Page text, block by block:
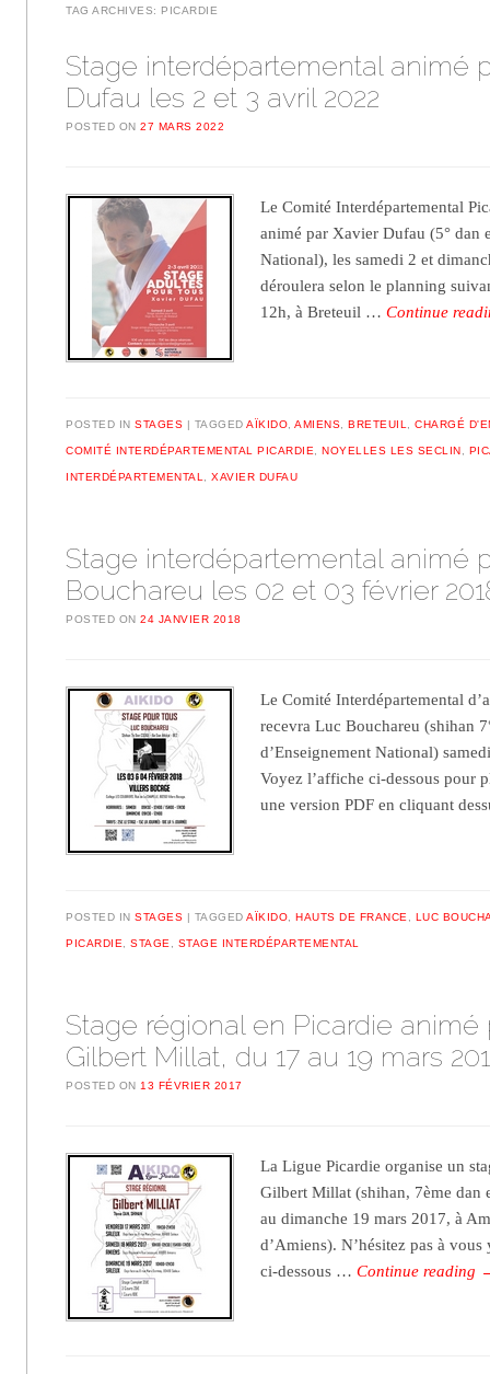
TAG ARCHIVES: PICARDIE
Stage interdépartemental animé
Dufau les 2 et 3 avril 2022
POSTED ON27 MARS 2022
Le Comité Interdépartemental
animé par Xavier Dufau (5° dan
National), les samedi 2 et
déroulera selon le planning
12h, à Breteuil …Continue
POSTED INSTAGES TAGGEDAÏKIDO ,AMIENS ,BRETEUIL ,CHARGÉ
COMITÉ INTERDÉPARTEMENTAL PICARDIE ,NOYELLES LES SECLIN
INTERDÉPARTEMENTAL ,XAVIER DUFAU
Stage interdépartemental animé
Bouchareu les 02 et 03 février
POSTED ON24 JANVIER 2018
Le Comité Interdépartemental
recevra Luc Bouchareu (shihan
d’Enseignement National)
Voyez l’affiche ci-dessous pour
une version PDF en cliquant
POSTED INSTAGES TAGGEDAÏKIDO ,HAUTS DE FRANCE LUC
PICARDIE ,STAGE STAGE INTERDÉPARTEMENTAL
Stage régional en Picardie animé
Gilbert Millat, du 17 au 19 mars
POSTED ON 13 FÉVRIER 2017
La Ligue Picardie organise un
Gilbert Millat (shihan, 7ème dan
au dimanche 19 mars 2017, à
d’Amiens). N’hésitez pas à
ci-dessous …Continue reading